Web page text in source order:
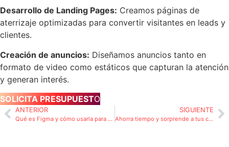
Desarrollo de Landing Pages: Creamos páginas de
aterrizaje optimizadas para convertir visitantes en leads y
clientes.
Creación de anuncios: Diseñamos anuncios tanto en
formato de video como estáticos que capturan la atención
y generan interés.
SOLICITA PRESUPUESTO
ANTERIOR
Qué es Figma y cómo usarla para diseñar páginas web personalizadas
SIGUIENTE
Ahorra tiempo y sorprende a tus clientes con Gamma App en Español